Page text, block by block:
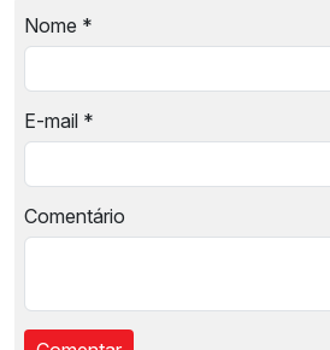
Nome *
E-mail *
Comentário